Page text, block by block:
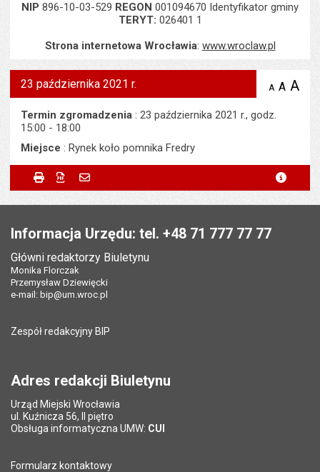
NIP 896-10-03-529 REGON 001094670 Identyfikator gminy
TERYT: 026401 1
Strona internetowa Wrocławia: www.wroclaw.pl
23 października 2021 r. A zmniejsz
A A
Termin zgromadzenia : 23 października 2021 r., godz.
15:00 - 18:00
Miejsce : Rynek koło pomnika Fredry
Metryczka
Odpowiedzialny za treść:
Liczba wyświetleń:
Powiadom znajomego
Powiadom znajomego
Twoje imię i nazwisko
Twój adres e-mail Pole wymagane
Tytuł e-mailaPole wymagane
*
Adres e-mail znajomego
Pytanie antyspamowe
*
Pole wymagane
Drukuj Zapisz do PDF
Informacja Urzędu: tel. +48 71 777 77 77
Główni redaktorzy Biuletynu
Monika Florczak
Przemysław Dziewięcki
e-mail: bip@um.wroc.pl
Zespół redakcyjny BIP
Adres redakcji Biuletynu
Urząd Miejski Wrocławia
ul. Kuźnicza 56, II piętro
Obsługa informatyczna UMW: CUI
Formularz kontaktowy